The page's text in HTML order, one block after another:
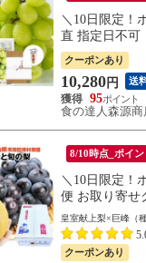
＼10日限定！
直 指定日不可
クーポンあり
10,280 円 送
95
食の達人森源商
8/10時点_ポイ
＼10日限定！
便 お取り寄せ
皇室献上梨×巨峰（
クーポンあり